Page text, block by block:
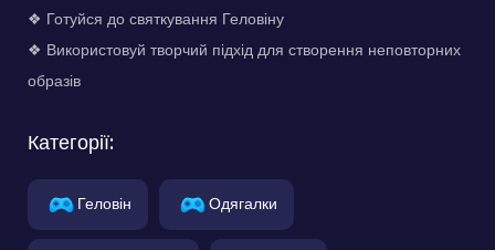
❖ Готуйся до святкування Геловіну
❖ Використовуй творчий підхід для створення неповторних
образів
Категорії:
Геловін Одягалки